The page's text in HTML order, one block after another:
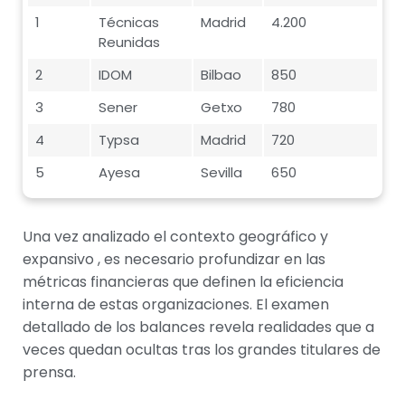
1
Técnicas
Reunidas
Madrid 4.200
2 IDOM Bilbao
850
3
Sener Getxo
780
4
Typsa Madrid
720
5
Ayesa Sevilla 650
Una vez analizado el contexto geográfico y
expansivo , es necesario profundizar en las
métricas financieras que definen la eficiencia
interna de estas organizaciones. El examen
detallado de los balances revela realidades que a
veces quedan ocultas tras los grandes titulares de
prensa.